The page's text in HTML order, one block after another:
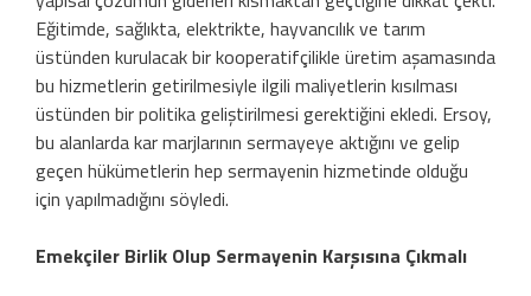
Eğitimde, sağlıkta, elektrikte, hayvancılık ve tarım
üstünden kurulacak bir kooperatifçilikle üretim aşamasında
bu hizmetlerin getirilmesiyle ilgili maliyetlerin kısılması
üstünden bir politika geliştirilmesi gerektiğini ekledi. Ersoy,
bu alanlarda kar marjlarının sermayeye aktığını ve gelip
geçen hükümetlerin hep sermayenin hizmetinde olduğu
için yapılmadığını söyledi.
Emekçiler Birlik Olup Sermayenin Karşısına Çıkmalı